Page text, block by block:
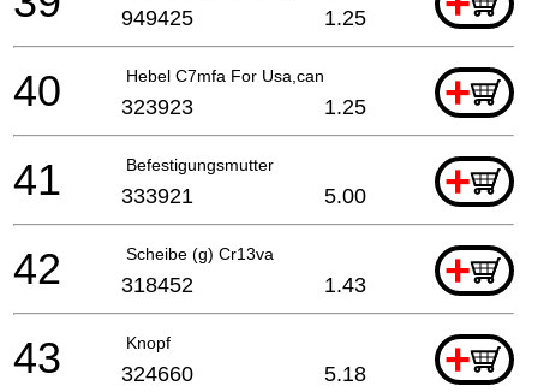
949425 1.25
Hebel C7mfa For Usa,can +
40 323923 1.25
Befestigungsmutter +
41 333921 5.00
Scheibe (g) Cr13va +
42 318452 1.43
Knopf +
43 324660 5.18